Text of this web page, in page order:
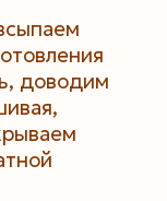
доводим